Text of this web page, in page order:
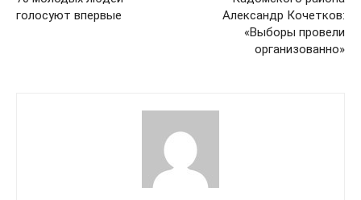
голосуют впервые
Александр Кочетков:
«Выборы провели
организованно»